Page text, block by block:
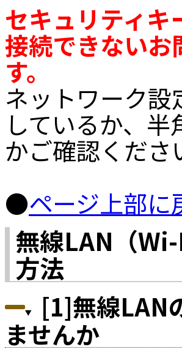
セキュリティキ
接続できないお
す。
ネットワーク
しているか、
かご確認くださ
●ページ上部に
無線LAN（
方法
[1]無線LAN
ませんか